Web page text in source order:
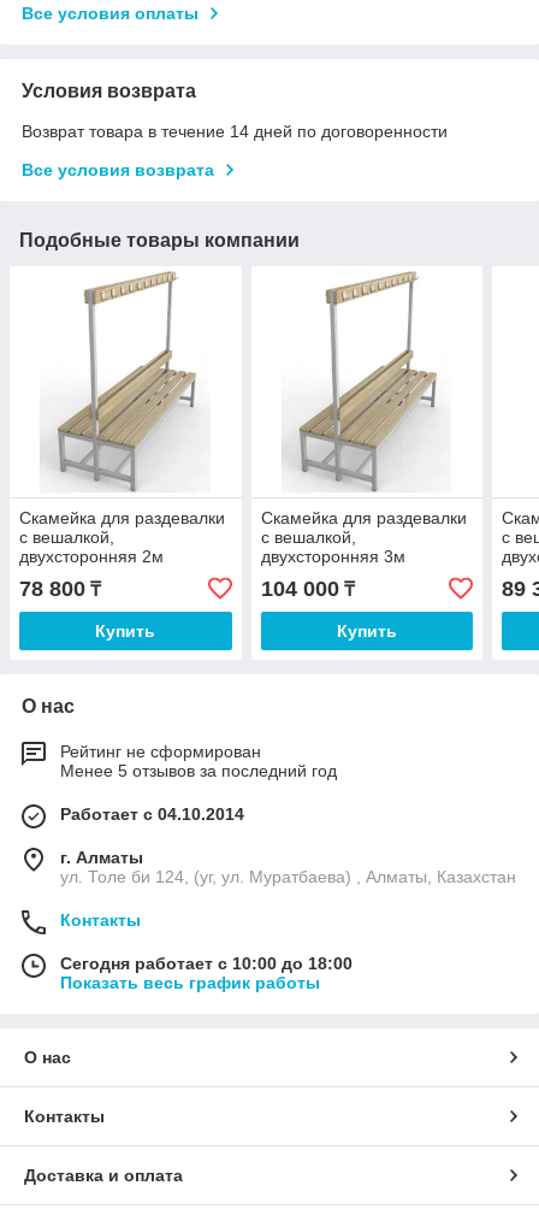
Все условия оплаты
Условия возврата
Возврат товара в течение 14 дней по договоренности
Все условия возврата
Подобные товары компании
Скамейка для раздевалки
с вешалкой,
двухсторонняя 2м
78 800 ₸
Купить
Скамейка для раздевалки
с вешалкой,
двухсторонняя 3м
104 000₸
Купить
с
89
О нас
Рейтинг не сформирован
Менее 5 отзывов за последний год
Работает с 04.10.2014
г. Алматы
ул. Толе би 124, (уг, ул. Муратбаева) , Алматы, Казахстан
Контакты
Сегодня работает с 10:00 до 18:00
Показать весь график работы
О нас
Контакты
Доставка и оплата